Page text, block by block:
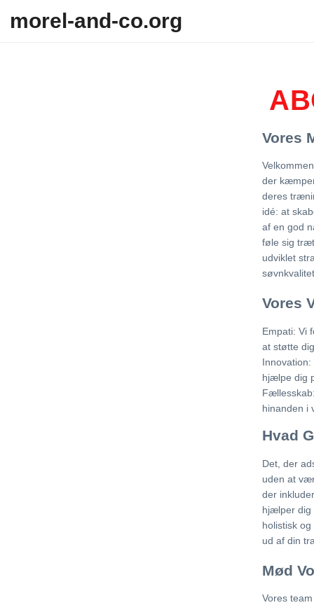
morel-and-co.org
Vores
der
deres
idé: at
af en god
føle sig
udviklet
Vores
Empati: Vi
at støtte
hjælpe dig
hinanden i
Hvad
Det, der
uden at
der
hjælper dig
holistisk
ud af din
Mød
Vores